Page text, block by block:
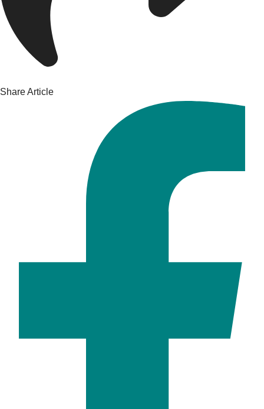
Share Article